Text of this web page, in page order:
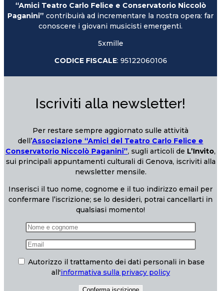
“Amici Teatro Carlo Felice e Conservatorio Niccolò
Paganini” contribuirà ad incrementare la nostra opera: far
conoscere i giovani musicisti emergenti.
5xmille
CODICE FISCALE: 95122060106
Iscriviti alla newsletter!
Per restare sempre aggiornato sulle attività
dell’Associazione “Amici del Teatro Carlo Felice e
Conservatorio Niccolò Paganini”, sugli articoli de L’Invito,
sui principali appuntamenti culturali di Genova, iscriviti alla
newsletter mensile.
Inserisci il tuo nome, cognome e il tuo indirizzo email per
confermare l’iscrizione; se lo desideri, potrai cancellarti in
qualsiasi momento!
Autorizzo il trattamento dei dati personali in base
all'informativa sulla privacy policy